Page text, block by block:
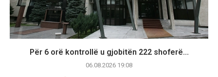
Për 6 orë kontrollë u gjobitën 222 shoferë...
06.08.2026 19:08